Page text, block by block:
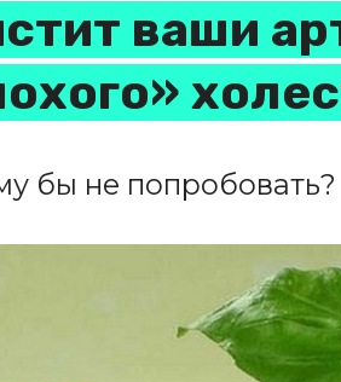
ваши
бы не попробовать?